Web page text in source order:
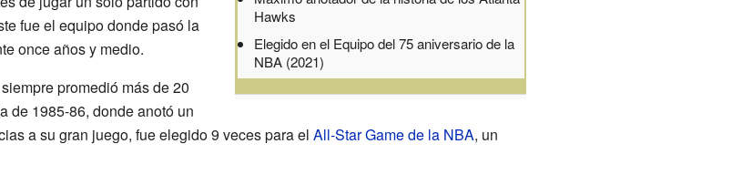
Hawks
Elegido en el Equipo del 75 aniversario de la
NBA (2021)
fue el equipo donde pasó la
once años y medio.
promedió más de 20
de 1985-86, donde anotó un
a su gran juego, fue elegido 9 veces para el All-Star Game de la NBA, un